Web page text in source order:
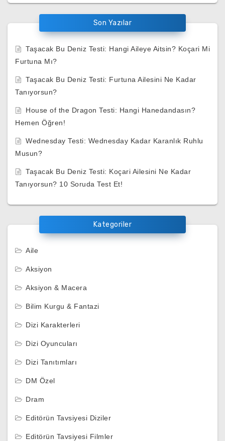
Son Yazılar
Taşacak Bu Deniz Testi: Hangi Aileye Aitsin? Koçari Mi
Furtuna Mı?
Taşacak Bu Deniz Testi: Furtuna Ailesini Ne Kadar
Tanıyorsun?
House of the Dragon Testi: Hangi Hanedandasın?
Hemen Öğren!
Wednesday Testi: Wednesday Kadar Karanlık Ruhlu
Musun?
Taşacak Bu Deniz Testi: Koçari Ailesini Ne Kadar
Tanıyorsun? 10 Soruda Test Et!
Kategoriler
Aile
Aksiyon
Aksiyon & Macera
Bilim Kurgu & Fantazi
Dizi Karakterleri
Dizi Oyuncuları
Dizi Tanıtımları
DM Özel
Dram
Editörün Tavsiyesi Diziler
Editörün Tavsiyesi Filmler